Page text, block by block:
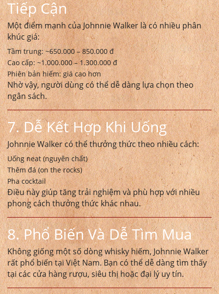
Tiếp Cận
Một điểm mạnh của Johnnie Walker là có nhiều phân
khúc giá:
Tầm trung: ~650.000 – 850.000 đ
Cao cấp: ~1.000.000 – 1.300.000 đ
Phiên bản hiếm: giá cao hơn
Nhờ vậy, người dùng có thể dễ dàng lựa chọn theo
ngân sách.
7. Dễ Kết Hợp Khi Uống
Johnnie Walker có thể thưởng thức theo nhiều cách:
Uống neat (nguyên chất)
Thêm đá (on the rocks)
Pha cocktail
Điều này giúp tăng trải nghiệm và phù hợp với nhiều
phong cách thưởng thức khác nhau.
8. Phổ Biến Và Dễ Tìm Mua
Không giống một số dòng whisky hiếm, Johnnie Walker
rất phổ biến tại Việt Nam. Bạn có thể dễ dàng tìm thấy
tại các cửa hàng rượu, siêu thị hoặc đại lý uy tín.